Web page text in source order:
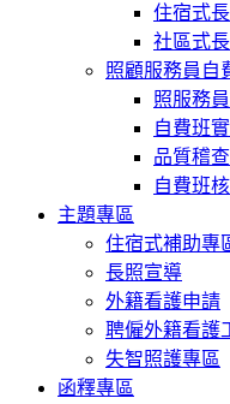
住宿式
社區式
照顧服務員自
照服務
自費班
品質稽
自費班
主題專區
住宿式補助專
長照宣導
外籍看護申請
聘僱外籍看護
失智照護專區
函釋專區